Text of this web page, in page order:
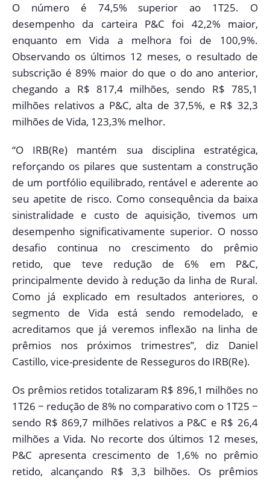
O número é 74,5% superior ao 1T25. O
desempenho da carteira P&C foi 42,2% maior,
enquanto em Vida a melhora foi de 100,9%.
Observando os últimos 12 meses, o resultado de
subscrição é 89% maior do que o do ano anterior,
chegando a R$ 817,4 milhões, sendo R$ 785,1
milhões relativos a P&C, alta de 37,5%, e R$ 32,3
milhões de Vida, 123,3% melhor.
“O IRB(Re) mantém sua disciplina estratégica,
reforçando os pilares que sustentam a construção
de um portfólio equilibrado, rentável e aderente ao
seu apetite de risco. Como consequência da baixa
sinistralidade e custo de aquisição, tivemos um
desempenho significativamente superior. O nosso
desafio continua no crescimento do prêmio
retido, que teve redução de 6% em P&C,
principalmente devido à redução da linha de Rural.
Como já explicado em resultados anteriores, o
segmento de Vida está sendo remodelado, e
acreditamos que já veremos inflexão na linha de
prêmios nos próximos trimestres”, diz Daniel
Castillo, vice-presidente de Resseguros do IRB(Re).
Os prêmios retidos totalizaram R$ 896,1 milhões no
1T26 − redução de 8% no comparativo com o 1T25 −
sendo R$ 869,7 milhões relativos a P&C e R$ 26,4
milhões a Vida. No recorte dos últimos 12 meses,
P&C apresenta crescimento de 1,6% no prêmio
retido, alcançando R$ 3,3 bilhões. Os prêmios